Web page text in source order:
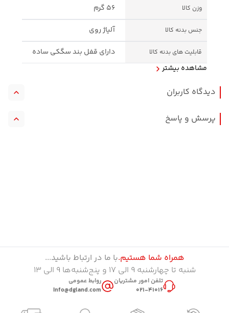
وزن کالا 56 گرم
جنس بدنه کالا آلیاژ روی
قابلیت های بدنه کالا
دارای قفل بند سگکی ساده
مشاهده بیشتر
دیدگاه کاربران
پرسش و پاسخ
همراه شما هستیم.با ما در ارتباط باشید...
شنبه تا چهارشنبه ۹ الی ۱۷ و پنج‌شنبه‌ها ۹ الی ۱۳
تلفن امور مشتریان
021-41016
روابط عمومی
Info@dgland.com